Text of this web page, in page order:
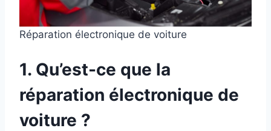
Réparation électronique de voiture
1. Qu’est-ce que la
réparation électronique de
voiture ?